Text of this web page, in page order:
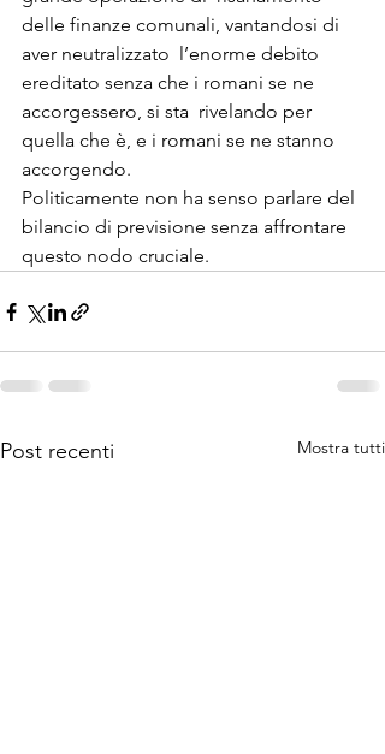
delle finanze comunali, vantandosi di
aver neutralizzato  l’enorme debito
ereditato senza che i romani se ne
accorgessero, si sta  rivelando per
quella che è, e i romani se ne stanno
accorgendo.
Politicamente non ha senso parlare del
bilancio di previsione senza affrontare
questo nodo cruciale.
Post recenti Mostra tutti